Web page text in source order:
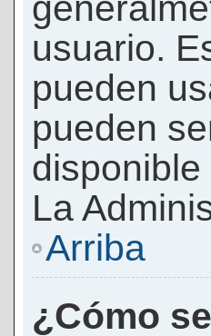
usuario.
pueden
pueden
La
Arriba
¿Cómo